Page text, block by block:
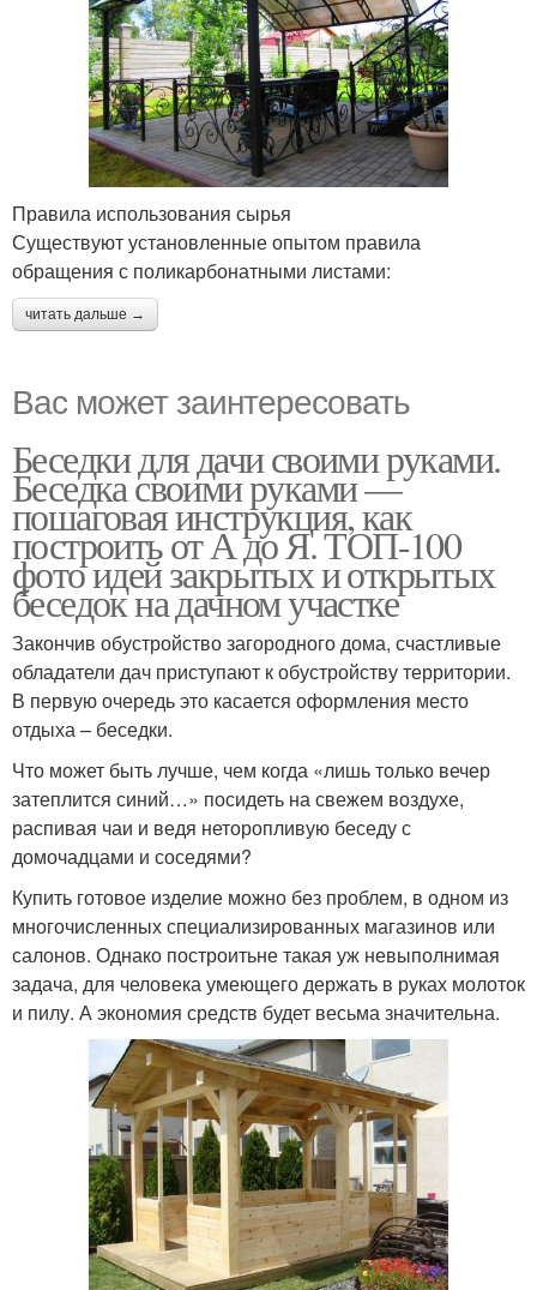
Правила использования сырья
Существуют установленные опытом правила
обращения с поликарбонатными листами:
читать дальше →
Вас может заинтересовать
Беседки для дачи своими руками.
Беседка своими руками —
пошаговая инструкция, как
построить от А до Я. ТОП-100
фото идей закрытых и открытых
беседок на дачном участке
Закончив обустройство загородного дома, счастливые
обладатели дач приступают к обустройству территории.
В первую очередь это касается оформления место
отдыха – беседки.
Что может быть лучше, чем когда «лишь только вечер
затеплится синий…» посидеть на свежем воздухе,
распивая чаи и ведя неторопливую беседу с
домочадцами и соседями?
Купить готовое изделие можно без проблем, в одном из
многочисленных специализированных магазинов или
салонов. Однако построитьне такая уж невыполнимая
задача, для человека умеющего держать в руках молоток
и пилу. А экономия средств будет весьма значительна.